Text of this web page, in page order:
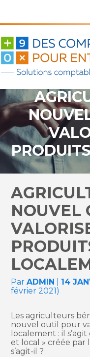
Aller
contenu
NOUVEL
ParADMIN 14
février 2021)
Les agriculteurs
nouvel outil pour
localement : il
et local » créée par
s’agit-il ?